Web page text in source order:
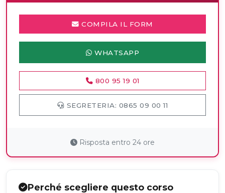
COMPILA IL FORM
WHATSAPP
800 95 19 01
SEGRETERIA: 0865 09 00 11
Risposta entro 24 ore
Perché scegliere questo corso